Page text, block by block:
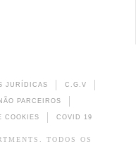
JURÍDICAS C.G.V
PARCEIROS
COOKIES COVID 19
TODOS OS